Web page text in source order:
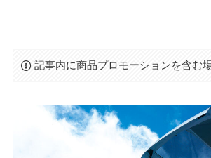
記事内に商品プロモーションを含む